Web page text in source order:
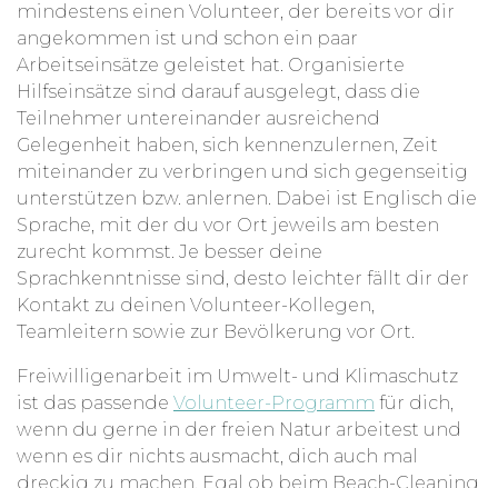
mindestens einen Volunteer, der bereits vor dir
angekommen ist und schon ein paar
Arbeitseinsätze geleistet hat. Organisierte
Hilfseinsätze sind darauf ausgelegt, dass die
Teilnehmer untereinander ausreichend
Gelegenheit haben, sich kennenzulernen, Zeit
miteinander zu verbringen und sich gegenseitig
unterstützen bzw. anlernen. Dabei ist Englisch die
Sprache, mit der du vor Ort jeweils am besten
zurecht kommst. Je besser deine
Sprachkenntnisse sind, desto leichter fällt dir der
Kontakt zu deinen Volunteer-Kollegen,
Teamleitern sowie zur Bevölkerung vor Ort.
Freiwilligenarbeit im Umwelt- und Klimaschutz
ist das passende Volunteer-Programm für dich,
wenn du gerne in der freien Natur arbeitest und
wenn es dir nichts ausmacht, dich auch mal
dreckig zu machen. Egal ob beim Beach-Cleaning